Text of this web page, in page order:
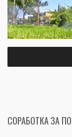
СОРАБОТКА ЗА